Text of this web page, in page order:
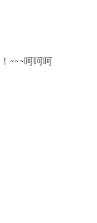
~~~呵呵呵